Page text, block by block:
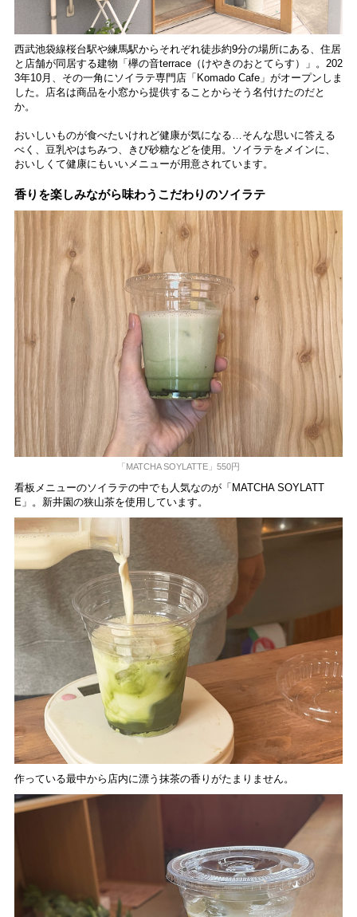
西武池袋線桜台駅や練馬駅からそれぞれ徒歩約9分の場所にある、住居
と店舗が同居する建物「欅の音terrace（けやきのおとてらす）」。202
3年10月、その一角にソイラテ専門店「Komado Cafe」がオープンしま
した。店名は商品を小窓から提供することからそう名付けたのだと
か。
おいしいものが食べたいけれど健康が気になる…そんな思いに答える
べく、豆乳やはちみつ、きび砂糖などを使用。ソイラテをメインに、
おいしくて健康にもいいメニューが用意されています。
香りを楽しみながら味わうこだわりのソイラテ
「MATCHA SOYLATTE」550円
看板メニューのソイラテの中でも人気なのが「MATCHA SOYLATT
E」。新井園の狭山茶を使用しています。
作っている最中から店内に漂う抹茶の香りがたまりません。